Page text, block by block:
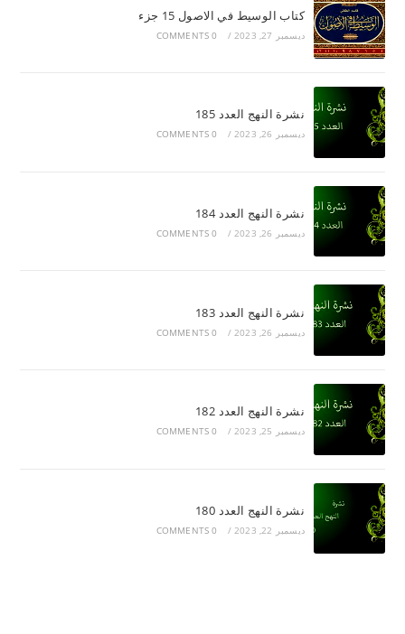
كتاب الوسيط في الاصول 15 جزء
ديسمبر 27, 2023 /
0 COMMENTS
نشرة النهج العدد 185
ديسمبر 26, 2023 /
0 COMMENTS
نشرة النهج العدد 184
ديسمبر 26, 2023 /
0 COMMENTS
نشرة النهج العدد 183
ديسمبر 26, 2023 /
0 COMMENTS
نشرة النهج العدد 182
ديسمبر 25, 2023 /
0 COMMENTS
نشرة النهج العدد 180
ديسمبر 22, 2023 /
0 COMMENTS